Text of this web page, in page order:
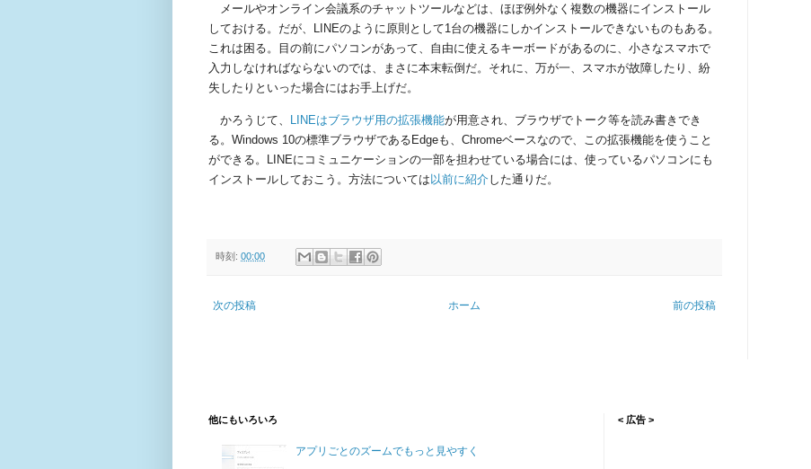
メールやオンライン会議系のチャットツールなどは、ほぼ例外なく複数の機器にインストール
しておける。だが、
LINEのように原則として1台の機器にしかインストールできないものもある。
これは困る。目の前にパソコンがあって、自由に使えるキーボードがあるのに、小さなスマホで
入力しなければならないのでは、まさに本末転倒だ。それに、万が一、スマホが故障したり、紛
失したりといった場合にはお手上げだ。
かろうじて、 LINEはブラウザ用の拡張機能が用意され、ブラウザでトーク等を読み書きでき
る。 Windows 10の標準ブラウザであるEdgeも、 Chromeベースなので、この拡張機能を使うこと
ができる。 LINEにコミュニケーションの一部を担わせている場合には、使っているパソコンにも
インストールしておこう。方法については以前に紹介した通りだ。
時刻: 00:00
次の投稿 前の投稿
ホーム
他にもいろいろ
アプリごとのズームでもっと見やすく
< 広告 >